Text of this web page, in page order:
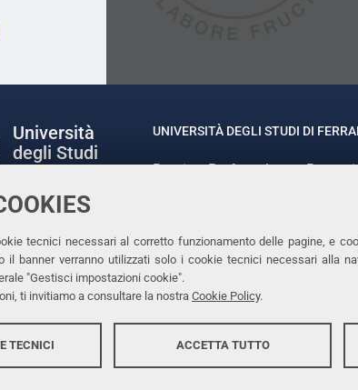
tecnici necessari al corretto funzionamento delle pagine, e
il banner verranno utilizzati solo i cookie tecnici necessari alla
"Gestisci impostazioni cookie".
ti invitiamo a consultare la nostra Cookie Policy.
TECNICI ACCETTA TUTTO
Università
degli Studi
Instagram
Youtube
UNIVERSITÀ DEGLI STUDI DI
Rettrice: Prof.ssa Laura